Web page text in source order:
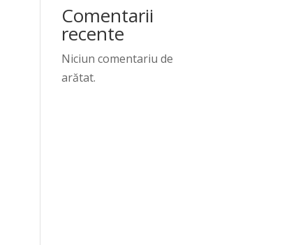
Comentarii
recente
Niciun comentariu de
arătat.